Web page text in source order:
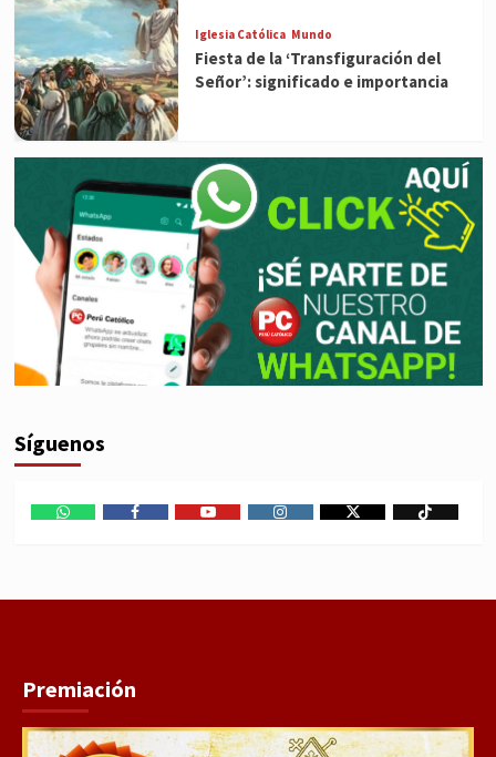
Iglesia Católica Mundo
Fiesta de la ‘Transfiguración del
Señor’: significado e importancia
Síguenos
Premiación